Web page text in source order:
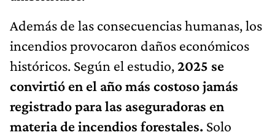
Además de las consecuencias humanas, los
incendios provocaron daños económicos
históricos. Según el estudio,2025 se
convirtió en el año más costoso jamás
registrado para las aseguradoras en
materia de incendios forestales. Solo